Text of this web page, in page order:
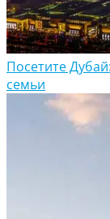
Посетите
семьи